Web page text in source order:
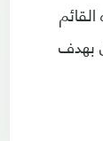
بهدف